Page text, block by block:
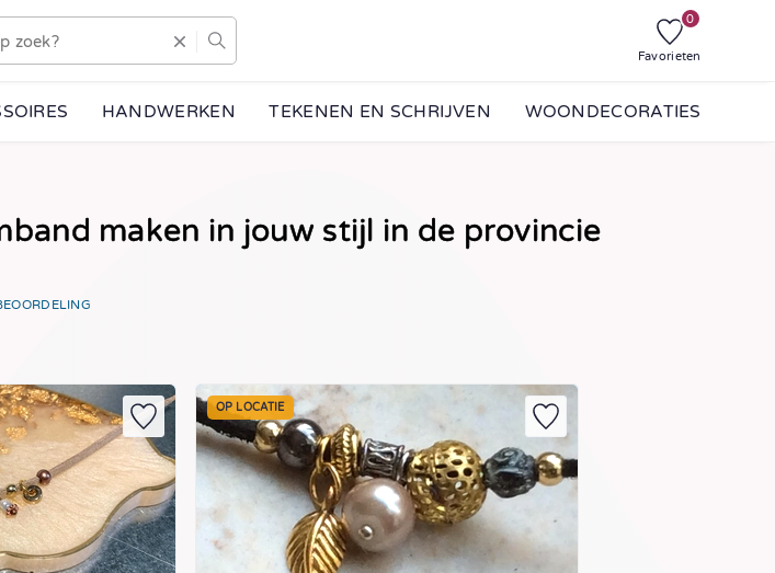
0
Favorieten
HANDWERKEN TEKENEN EN SCHRIJVEN WOONDECORATIES
maken in jouw stijl in de provincie
OP LOCATIE